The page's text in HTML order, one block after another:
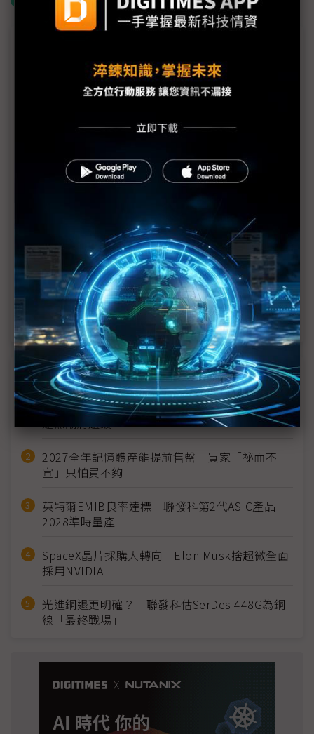
東芝再投資功率元件6.4億美元 增設海內外產線
功率半導體超車賽 第三類鳴槍、第一類英飛凌仍佔
DB Hitek加速引進MOCVD設備 傳化合物半導體量
產2025超車三星
功率半導體市況陷迷霧 各國業者看法不一
大中：功率IC市況不明朗 AI PC有望注入新動能
近７天熱門報導
MLCC訂單過熱、出貨比創高 村田示警全球AI基
建熱潮將趨緩
2027全年記憶體產能提前售罄 買家「祕而不
宣」只怕買不夠
英特爾EMIB良率達標 聯發科第2代ASIC產品
2028準時量產
SpaceX晶片採購大轉向 Elon Musk捨超微全面
採用NVIDIA
光進銅退更明確？ 聯發科估SerDes 448G為銅
線「最終戰場」